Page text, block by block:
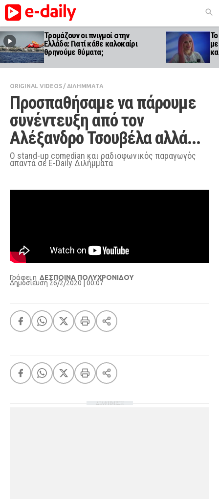
Τρομάζουν οι πνιγμοί στην
Ελλάδα: Γιατί κάθε καλοκαίρι
θρηνούμε θύματα;
ORIGINAL VIDEOS/ΔΙΛΗΜΜΑΤΑ
Προσπαθήσαμε να πάρουμε
συνέντευξη από τον
Αλέξανδρο Τσουβέλα αλλά...
Ο stand-up comedian και ραδιοφωνικός παραγωγός
απαντά σε E-Daily Διλήμματα
Γράφει η ΔΕΣΠΟΙΝΑ ΠΟΛΥΧΡΟΝΙΔΟΥ
Δημοσίευση 26/2/2020 | 00:07
ΔΙΑΦΗΜΙΣΗ